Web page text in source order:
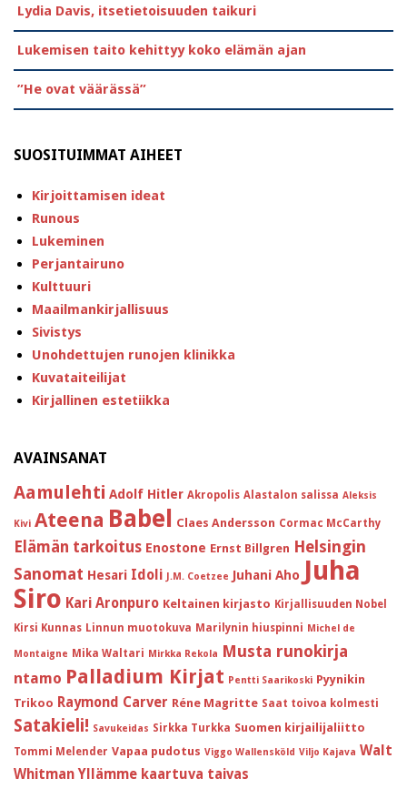
Lydia Davis, itsetietoisuuden taikuri
Lukemisen taito kehittyy koko elämän ajan
”He ovat väärässä”
SUOSITUIMMAT AIHEET
Kirjoittamisen ideat
Runous
Lukeminen
Perjantairuno
Kulttuuri
Maailmankirjallisuus
Sivistys
Unohdettujen runojen klinikka
Kuvataiteilijat
Kirjallinen estetiikka
AVAINSANAT
Aamulehti Adolf Hitler Akropolis Alastalon salissa Aleksis
Kivi Ateena Babel Claes Andersson Cormac McCarthy
Elämän tarkoitus Enostone Ernst Billgren Helsingin
Sanomat Hesari Idoli J.M. Coetzee Juhani Aho Juha
Siro Kari Aronpuro Keltainen kirjasto Kirjallisuuden Nobel
Kirsi Kunnas Linnun muotokuva Marilynin hiuspinni Michel de
Montaigne Mika Waltari Mirkka Rekola Musta runokirja
ntamo Palladium Kirjat Pentti Saarikoski Pyynikin
Trikoo Raymond Carver Réne Magritte Saat toivoa kolmesti
Satakieli! Savukeidas Sirkka Turkka Suomen kirjailijaliitto
Tommi Melender Vapaa pudotus Viggo Wallensköld Viljo Kajava Walt
Whitman Yllämme kaartuva taivas